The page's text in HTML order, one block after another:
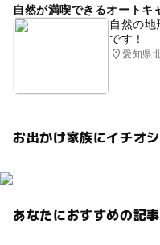
自然が満喫できるオートキ
自然の地
です！
愛知県
お出かけ家族にイチオ
あなたにおすすめの記事